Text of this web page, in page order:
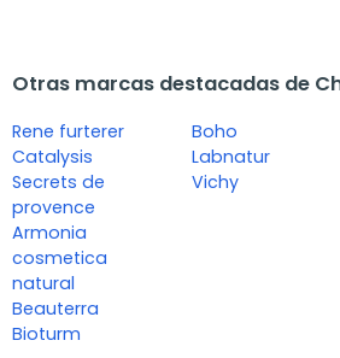
Otras marcas destacadas de
Rene furterer
Catalysis
Secrets de
provence
Armonia
cosmetica
natural
Beauterra
Bioturm
Boho
Labnatur
Vichy